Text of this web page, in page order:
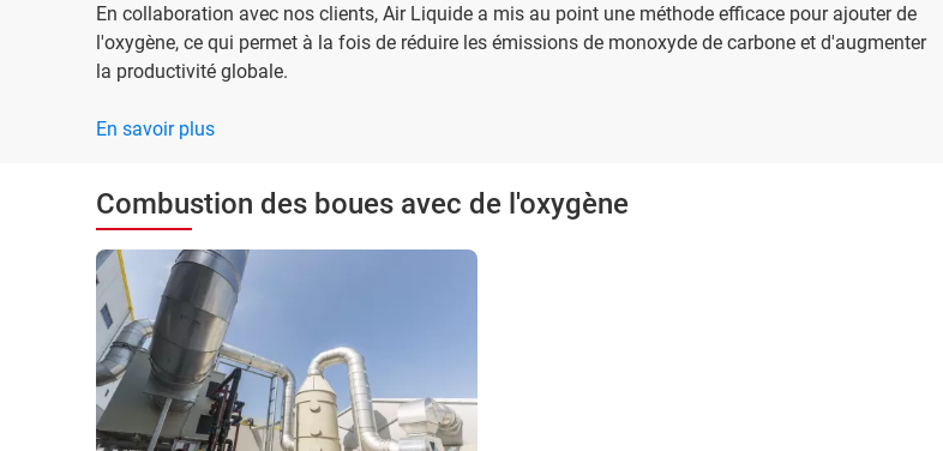
En collaboration avec nos clients, Air Liquide a mis au point une méthode efficace pour ajouter de
l'oxygène, ce qui permet à la fois de réduire les émissions de monoxyde de carbone et d'augmenter
la productivité globale.
En savoir plus
Combustion des boues avec de l'oxygène